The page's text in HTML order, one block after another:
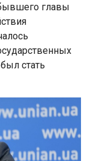
главы
стать